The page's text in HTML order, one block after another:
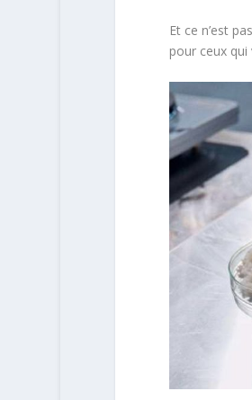
Et ce n’est
pour ceux qui